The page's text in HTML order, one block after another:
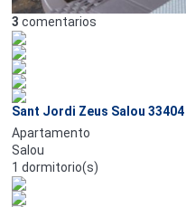
3 comentarios
Sant Jordi Zeus Salou 33404
Apartamento
Salou
1 dormitorio(s)